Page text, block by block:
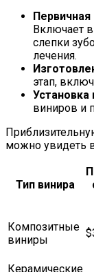
Первичная
Включает
слепки
лечения.
этап,
Установка
виниров и
можно увидеть
Тип винира
Композитные
виниры
Керамические